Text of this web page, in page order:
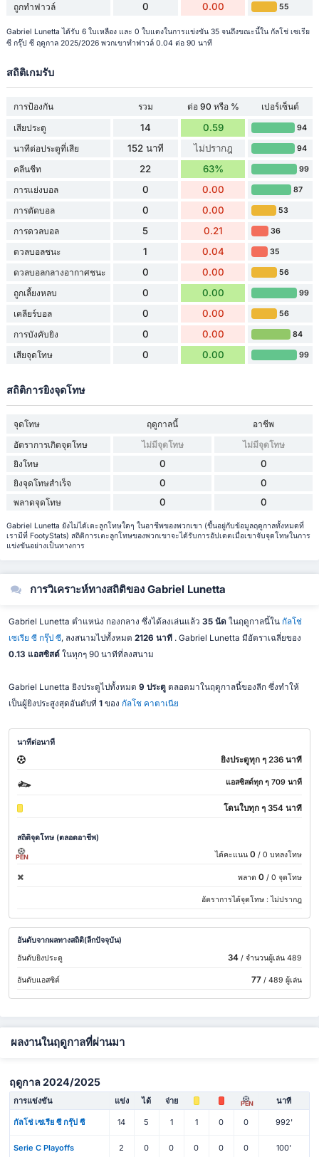
ถูกทำฟาวล์ 0 0.00 55
Gabriel Lunetta ได้รับ 6 ใบเหลือง และ 0 ใบแดงในการแข่งขัน 35 จนถึงขณะนี้ใน กัลโช่ เซเรีย
ซี กรุ๊ป ซี ฤดูกาล 2025/2026 พวกเขาทำฟาวล์ 0.04 ต่อ 90 นาที
สถิติเกมรับ
การป้องกัน รวม ต่อ 90 หรือ %
เปอร์เซ็นต์
เสียประตู
14 0.59 94
นาทีต่อประตูที่เสีย 152 นาที ไม่ปรากฎ 94
คลีนชีท 22 63% 99
การแย่งบอล 0 0.00 87
การตัดบอล 0 0.00 53
การดวลบอล 5 0.21 36
ดวลบอลชนะ 1 0.04 35
ดวลบอลกลางอากาศชนะ 0 0.00 56
ถูกเลี้ยงหลบ 0 0.00 99
เคลียร์บอล 0 0.00 56
การบังคับยิง 0 0.00 84
เสียจุดโทษ 0 0.00 99
สถิติการยิงจุดโทษ
จุดโทษ ฤดูกาลนี้
อาชีพ
อัตราการเกิดจุดโทษ
ไม่มีจุดโทษ
ไม่มีจุดโทษ
ยิงโทษ
0 0
ยิงจุดโทษสำเร็จ 0 0
พลาดจุดโทษ 0 0
Gabriel Lunetta ยังไม่ได้เตะลูกโทษใดๆ ในอาชีพของพวกเขา (ขึ้นอยู่กับข้อมูลฤดูกาลทั้งหมดที่
เรามีที่ FootyStats) สถิติการเตะลูกโทษของพวกเขาจะได้รับการอัปเดตเมื่อเขาจับจุดโทษในการ
แข่งขันอย่างเป็นทางการ
การวิเคราะห์ทางสถิติของ Gabriel Lunetta
Gabriel Lunetta ตำแหน่ง กองกลาง ซึ่งได้ลงเล่นแล้ว 35 นัดในฤดูกาลนี้ใน กัลโช่
เซเรีย ซี กรุ๊ป ซี, ลงสนามไปทั้งหมด 2126 นาที . Gabriel Lunetta มีอัตราเฉลี่ยของ
0.13 แอสซิสต์ในทุกๆ 90 นาทีที่ลงสนาม
Gabriel Lunetta ยิงประตูไปทั้งหมด 9 ประตูตลอดมาในฤดูกาลนี้ของลีก ซึ่งทำให้
เป็นผู้ยิงประสูงสุดอันดับที่ 1ของ กัลโช คาตาเนีย
นาทีต่อนาที
ยิงประตูทุก ๆ 236 นาที
แอสซิสต์ทุก ๆ 709 นาที
โดนใบทุก ๆ 354 นาที
สถิติจุดโทษ (ตลอดอาชีพ)
PEN ได้คะแนน 0 / 0 บทลงโทษ
พลาด 0 / 0 จุดโทษ
อัตราการได้จุดโทษ : ไม่ปรากฎ
อันดับจากผลทางสถิติ(ลีกปัจจุบัน)
อันดับยิงประตู
34/ จำนวนผู้เล่น 489
อันดับแอสซิต์ 77/ 489 ผู้เล่น
ผลงานในฤดูกาลที่ผ่านมา
ฤดูกาล 2024/2025
การแข่งขัน แข่ง ได้ จ่าย PEN นาที
กัลโช่ เซเรีย ซี กรุ๊ป ซี 14 5 1 1 0 0 992'
Serie C Playoffs 2 0 0 0 0 0 100'